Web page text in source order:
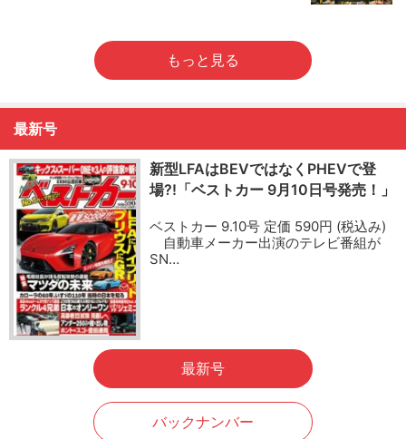
もっと見る
最新号
新型LFAはBEVではなくPHEVで登
場?!「ベストカー 9月10日号発売！」
ベストカー 9.10号 定価 590円 (税込み)
自動車メーカー出演のテレビ番組が
SN…
最新号
バックナンバー